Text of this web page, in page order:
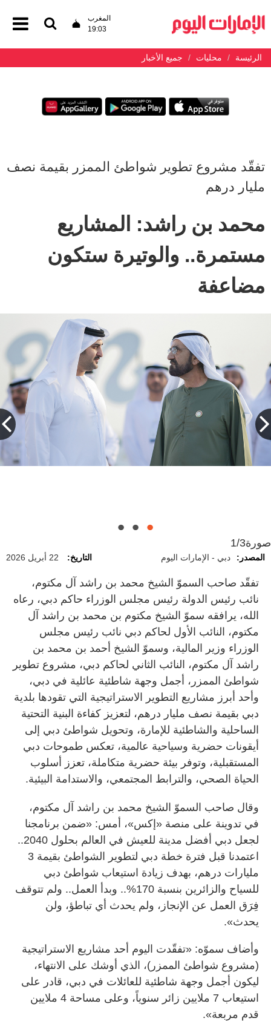
المغرب
19:03
الرئيسة محليات جميع الأخبار
تفقّد مشروع تطوير شواطئ الممزر بقيمة نصف
مليار درهم
محمد بن راشد: المشاريع
مستمرة.. والوتيرة ستكون
مضاعفة
صورة1/3
المصدر: دبي - الإمارات اليوم التاريخ: 22 أبريل 2026
تفقّد صاحب السموّ الشيخ محمد بن راشد آل مكتوم،
نائب رئيس الدولة رئيس مجلس الوزراء حاكم دبي، رعاه
الله، يرافقه سموّ الشيخ مكتوم بن محمد بن راشد آل
مكتوم، النائب الأول لحاكم دبي نائب رئيس مجلس
الوزراء وزير المالية، وسموّ الشيخ أحمد بن محمد بن
راشد آل مكتوم، النائب الثاني لحاكم دبي، مشروع تطوير
شواطئ الممزر، أجمل وجهة شاطئية عائلية في دبي،
وأحد أبرز مشاريع التطوير الاستراتيجية التي تقودها بلدية
دبي بقيمة نصف مليار درهم، لتعزيز كفاءة البنية التحتية
الساحلية والشاطئية للإمارة، وتحويل شواطئ دبي إلى
أيقونات حضرية وسياحية عالمية، تعكس طموحات دبي
المستقبلية، وتوفر بيئة حضرية متكاملة، تعزز أسلوب
الحياة الصحي، والترابط المجتمعي، والاستدامة البيئية.
وقال صاحب السموّ الشيخ محمد بن راشد آل مكتوم،
في تدوينة على منصة «إكس»، أمس: «ضمن برنامجنا
لجعل دبي أفضل مدينة للعيش في العالم بحلول 2040..
اعتمدنا قبل فترة خطة دبي لتطوير الشواطئ بقيمة 3
مليارات درهم، بهدف زيادة استيعاب شواطئ دبي
للسياح والزائرين بنسبة 170%.. وبدأ العمل.. ولم تتوقف
فِرَق العمل عن الإنجاز، ولم يحدث أي تباطؤ، ولن
يحدث».
وأضاف سموّه: «تفقّدت اليوم أحد مشاريع الاستراتيجية
(مشروع شواطئ الممزر)، الذي أوشك على الانتهاء،
ليكون أجمل وجهة شاطئية للعائلات في دبي، قادر على
استيعاب 7 ملايين زائر سنوياً، وعلى مساحة 4 ملايين
قدم مربعة».